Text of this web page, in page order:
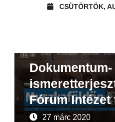
CSÜTÖRTÖK,
Dokumentum-
Fórum
27 márc 2020